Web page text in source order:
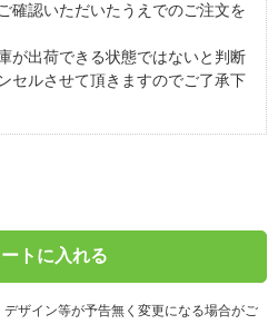
確認いただいたうえでのご注文を
が出荷できる状態ではないと判断
セルさせて頂きますのでご了承下
トに入れる
ザイン等が予告無く変更になる場合がご